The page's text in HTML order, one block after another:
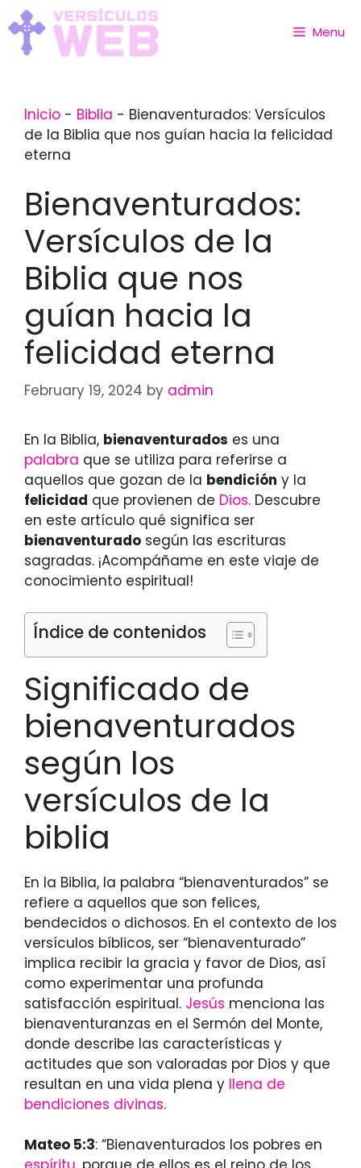
Skip
to
content
Menu
Inicio - Biblia - Bienaventurados: Versículos
de la Biblia que nos guían hacia la felicidad
eterna
Bienaventurados:
Versículos de la
Biblia que nos
guían hacia la
felicidad eterna
February 19, 2024 by admin
En la Biblia, bienaventurados es una
palabra que se utiliza para referirse a
aquellos que gozan de la bendición y la
felicidad que provienen de Dios. Descubre
en este artículo qué significa ser
bienaventurado según las escrituras
sagradas. ¡Acompáñame en este viaje de
conocimiento espiritual!
Índice de contenidos
Significado de
bienaventurados
según los
versículos de la
biblia
En la Biblia, la palabra “bienaventurados” se
refiere a aquellos que son felices,
bendecidos o dichosos. En el contexto de los
versículos bíblicos, ser “bienaventurado”
implica recibir la gracia y favor de Dios, así
como experimentar una profunda
satisfacción espiritual. Jesús menciona las
bienaventuranzas en el Sermón del Monte,
donde describe las características y
actitudes que son valoradas por Dios y que
resultan en una vida plena y llena de
bendiciones divinas.
Mateo 5:3: “Bienaventurados los pobres en